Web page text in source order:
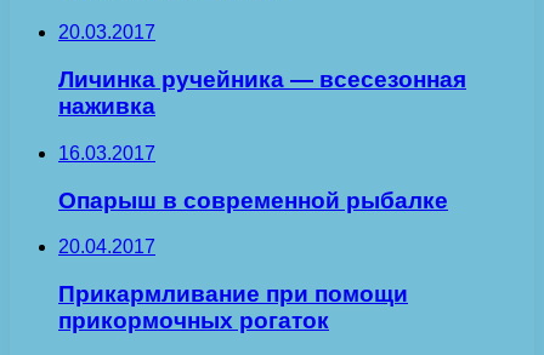
20.03.2017
Личинка ручейника — всесезонная
наживка
16.03.2017
Опарыш в современной рыбалке
20.04.2017
Прикармливание при помощи
прикормочных рогаток